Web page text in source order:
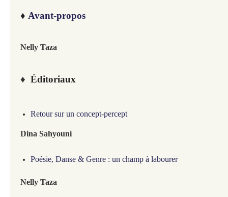
♦ Avant-propos
Nelly Taza
♦ Éditoriaux
Retour sur un concept-percept
Dina Sahyouni
Poésie, Danse & Genre : un champ à labourer
Nelly Taza